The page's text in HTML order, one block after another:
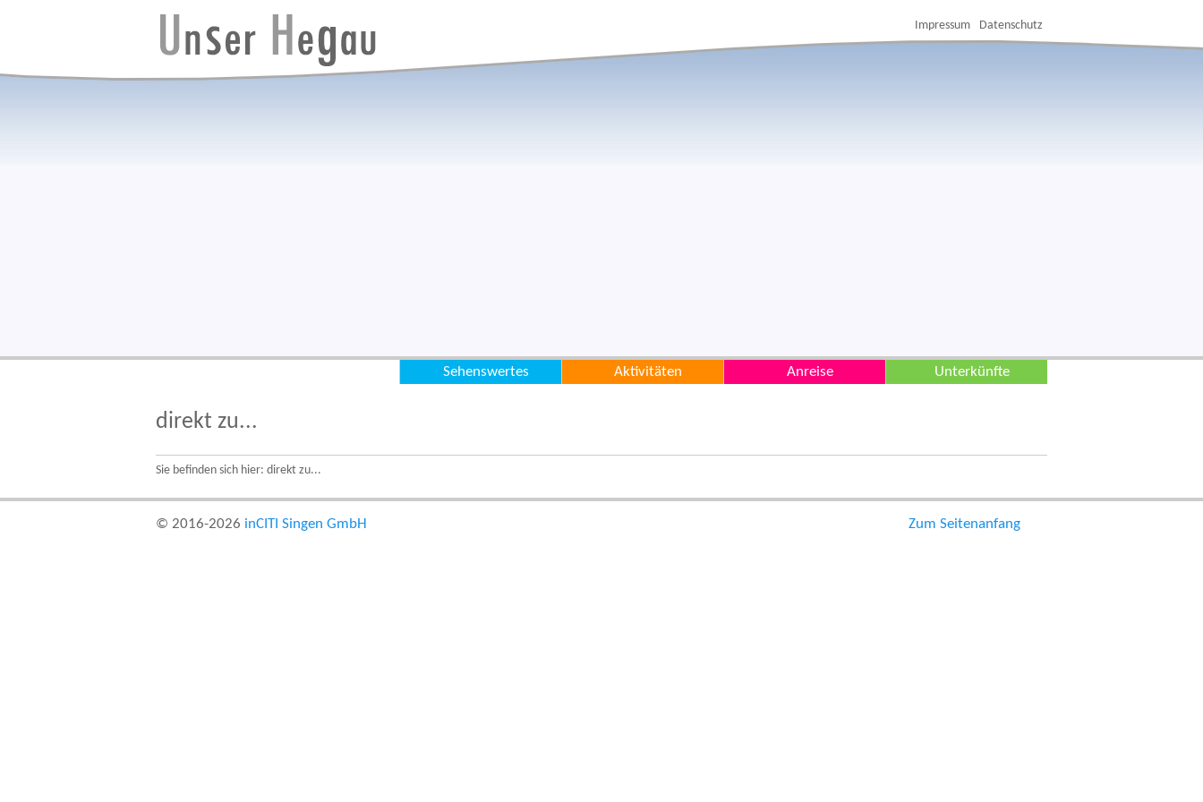
Datenschutz
Impressum
Unterkünfte
Anreise
Aktivitäten
Sehenswertes
direkt zu...
Sie befinden sich hier: direkt zu...
© 2016-2026 inCITI Singen GmbH Zum Seitenanfang